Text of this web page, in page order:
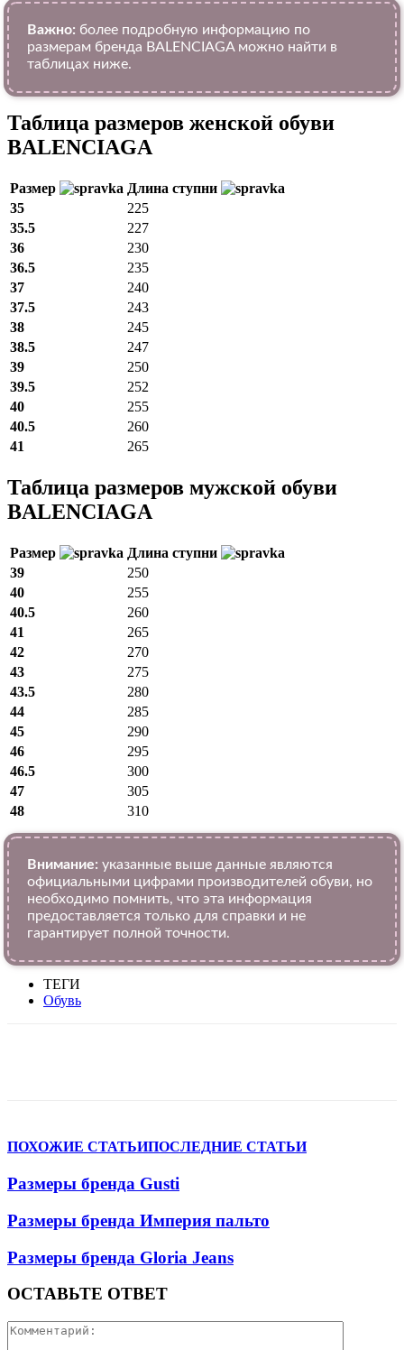
Важно: более подробную информацию по
размерам бренда BALENCIAGA можно найти в
таблицах ниже.
Таблица размеров женской обуви
BALENCIAGA
Размер
Длина ступни
35
225
35.5
227
36
230
36.5
235
37
240
37.5
243
38
245
38.5
247
39
250
39.5
252
40
255
40.5
260
41
265
Таблица размеров мужской обуви
BALENCIAGA
Размер
Длина ступни
39
250
40
255
40.5
260
41
265
42
270
43
275
43.5
280
44
285
45
290
46
295
46.5
300
47
305
48
310
Внимание: указанные выше данные являются
официальными цифрами производителей обуви, но
необходимо помнить, что эта информация
предоставляется только для справки и не
гарантирует полной точности.
ТЕГИ
Обувь
ПОХОЖИЕ СТАТЬИПОСЛЕДНИЕ СТАТЬИ
Размеры бренда Gusti
Размеры бренда Империя пальто
Размеры бренда Gloria Jeans
ОСТАВЬТЕ ОТВЕТ